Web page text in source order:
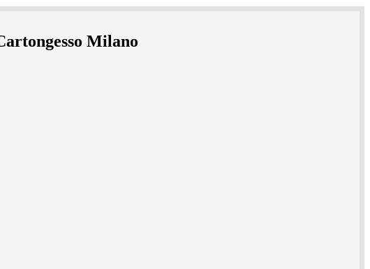
Milano